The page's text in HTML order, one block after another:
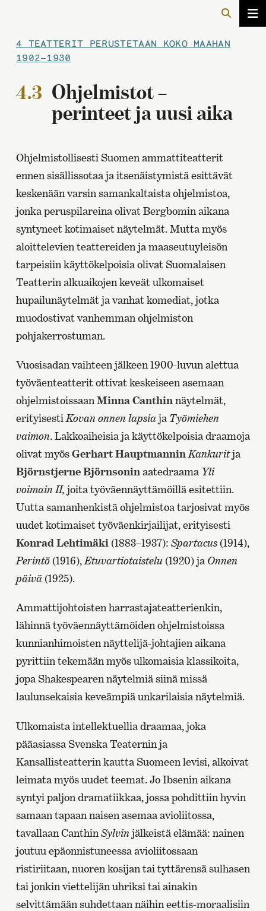
4 TEATTERIT PERUSTETAAN KOKO MAAHAN
1902–1930
4.3 Ohjelmistot –
perinteet ja uusi aika
Ohjelmistollisesti Suomen ammattiteatterit
ennen sisällissotaa ja itsenäistymistä esittävät
keskenään varsin samankaltaista ohjelmistoa,
jonka peruspilareina olivat Bergbomin aikana
syntyneet kotimaiset näytelmät. Mutta myös
aloittelevien teattereiden ja maaseutuyleisön
tarpeisiin käyttökelpoisia olivat Suomalaisen
Teatterin alkuaikojen keveät ulkomaiset
hupailunäytelmät ja vanhat komediat, jotka
muodostivat vanhemman ohjelmiston
pohjakerrostuman.
Vuosisadan vaihteen jälkeen 1900-luvun alettua
työväenteatterit ottivat keskeiseen asemaan
ohjelmistoissaan Minna Canthin näytelmät,
erityisesti Kovan onnen lapsiaja Työmiehen
vaimon. Lakkoaiheisia ja käyttökelpoisia draamoja
olivat myösGerhart Hauptmannin Kankuritja
Björnstjerne Björnsonin aatedraama Yli
voimain II, joita työväennäyttämöillä esitettiin.
Uutta samanhenkistä ohjelmistoa tarjosivat myös
uudet kotimaiset työväenkirjailijat, erityisesti
Konrad Lehtimäki (1883–1937): Spartacus(1914),
Perintö(1916), Etuvartiotaistelu(1920) ja Onnen
päivä(1925).
Ammattijohtoisten harrastajateatterienkin,
lähinnä työväennäyttämöiden ohjelmistoissa
kunnianhimoisten näyttelijä-johtajien aikana
pyrittiin tekemään myös ulkomaisia klassikoita,
jopa Shakespearen näytelmiä siinä missä
laulunsekaisia keveämpiä unkarilaisia näytelmiä.
Ulkomaista intellektuellia draamaa, joka
pääasiassa Svenska Teaternin ja
Kansallisteatterin kautta Suomeen levisi, alkoivat
leimata myös uudet teemat. Jo Ibsenin aikana
syntyi paljon dramatiikkaa, jossa pohdittiin hyvin
samaan tapaan naisen asemaa avioliitossa,
tavallaan Canthin Sylvinjälkeistä elämää: nainen
joutuu epäonnistuneessa avioliitossaan
ristiriitaan, nuoren kosijan tai tyttärensä sulhasen
tai jonkin viettelijän uhriksi tai ainakin
selvittämään suhdettaan näihin eettis-moraalisiin